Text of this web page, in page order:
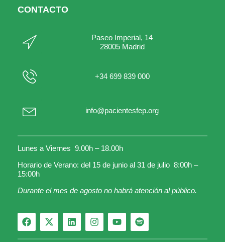
CONTACTO
Paseo Imperial, 14
28005 Madrid
+34 699 839 000
info@pacientesfep.org
Lunes a Viernes 9.00h – 18.00h
Horario de Verano: del 15 de junio al 31 de julio 8:00h –
15:00h
Durante el mes de agosto no habrá atención al público.